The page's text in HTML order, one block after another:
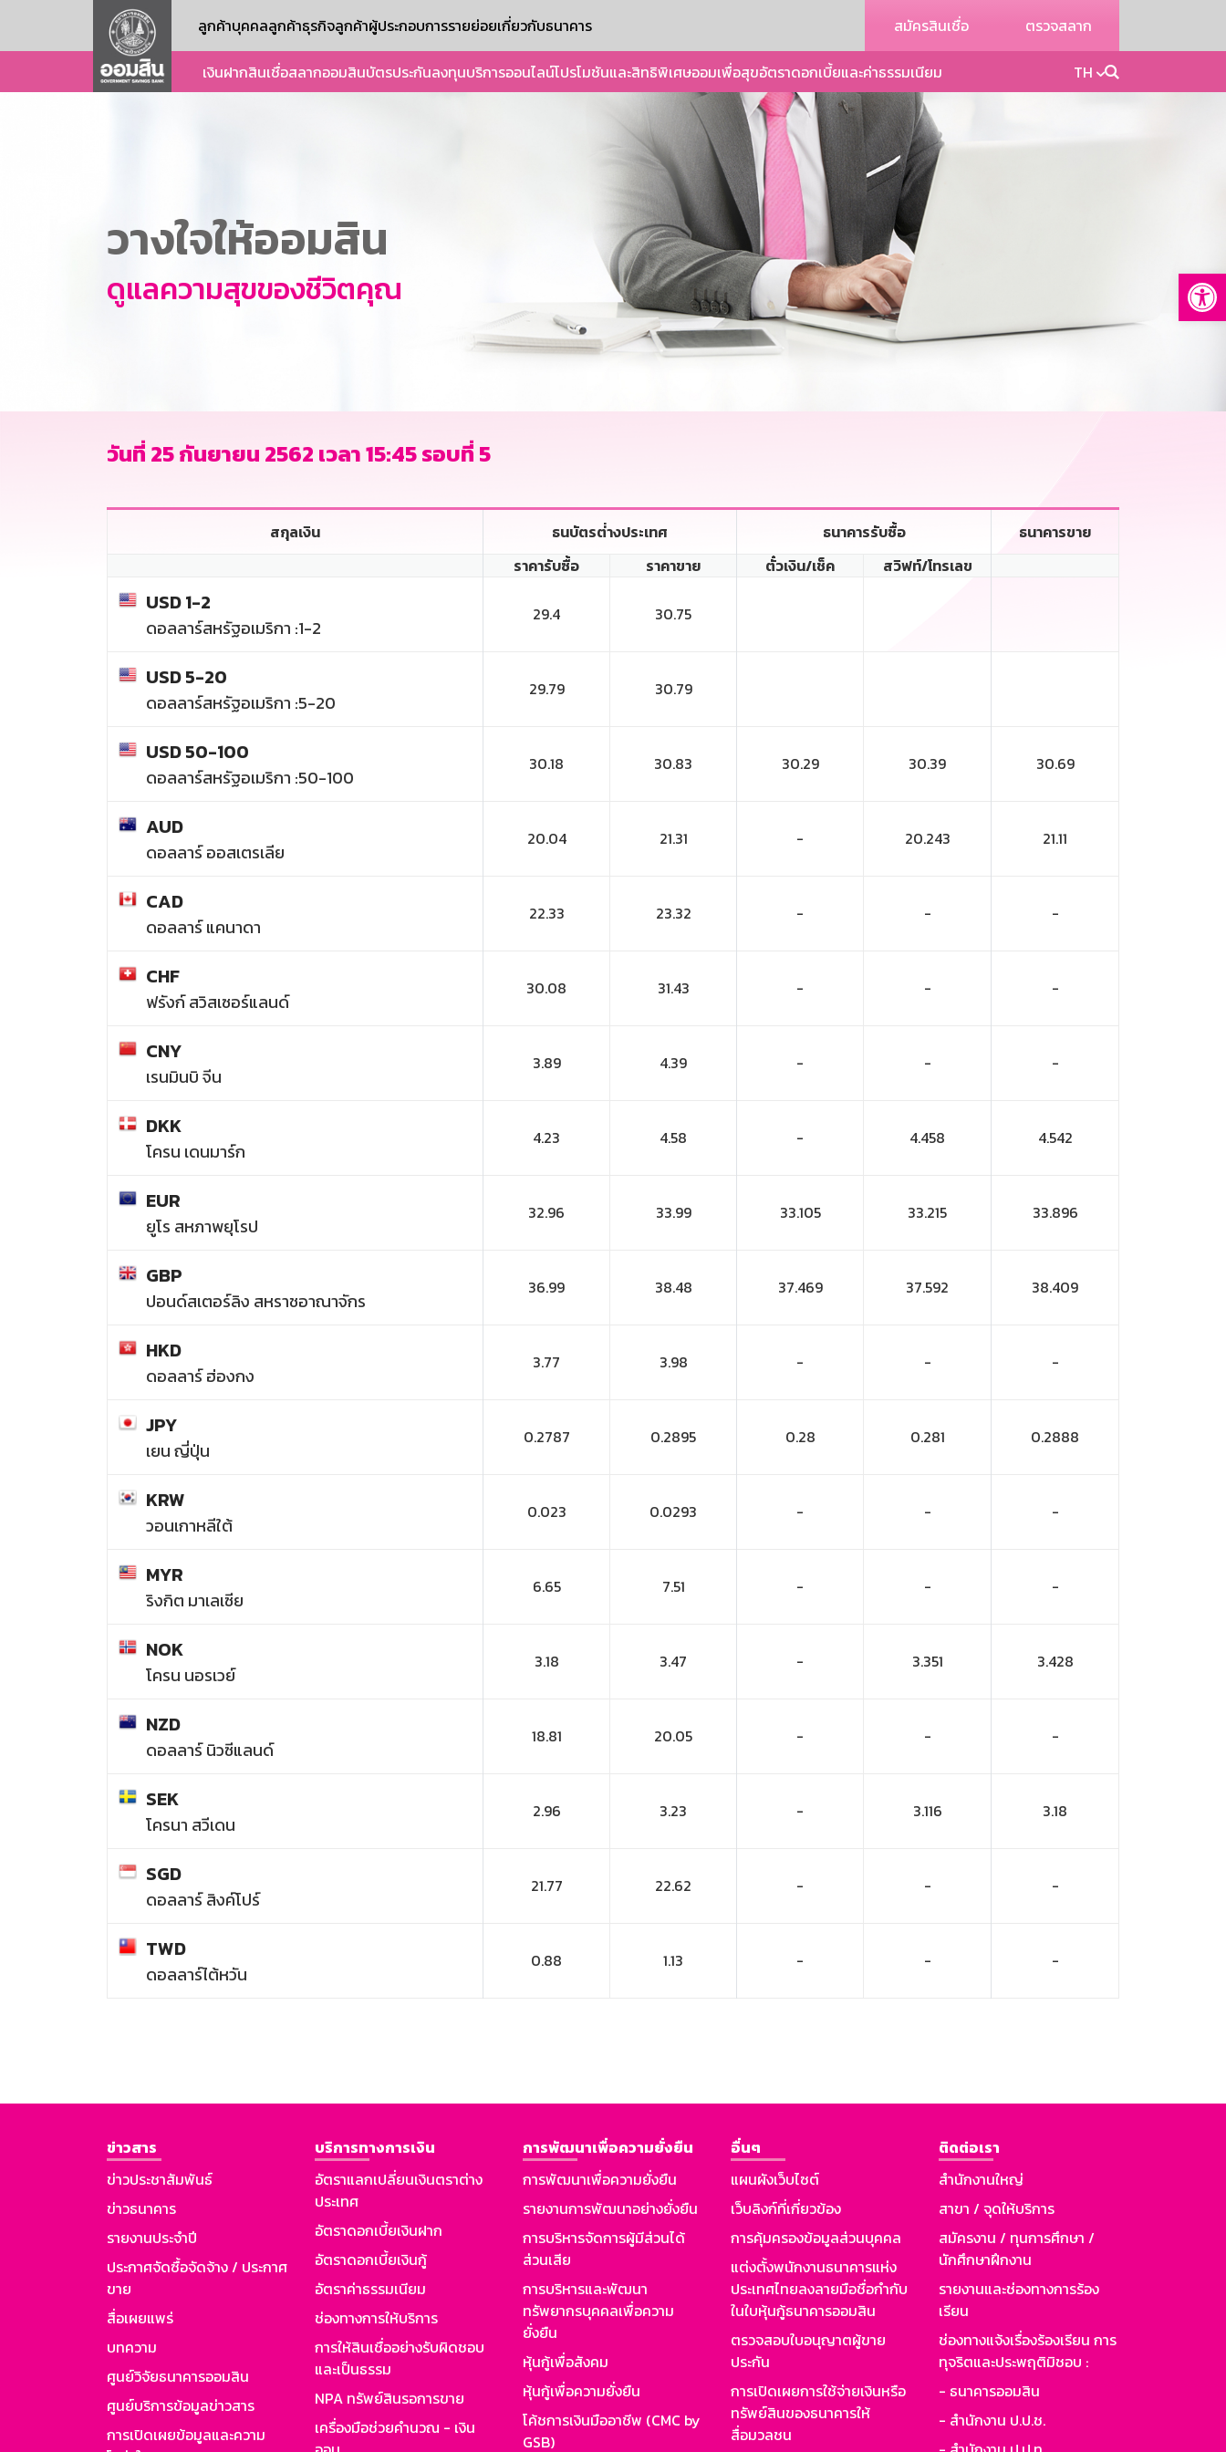
ลูกค้าบุคคลลูกค้าธุรกิจลูกค้าผู้ประกอบการรายย่อยเกี่ยวกับธนาคาร สมัครสินเชื่อ ตรวจสลาก
เงินฝากสินเชื่อสลากออมสินบัตรประกันลงทุนบริการออนไลน์โปรโมชันและสิทธิพิเศษออมเพื่อสุขอัตราดอกเบี้ยและค่าธรรมเนียม TH
วางใจให้ออมสิน
ดูแลความสุขของชีวิตคุณ
วันที่ 25 กันยายน 2562 เวลา 15:45 รอบที่ 5
สกุลเงิน ธนบัตรต่่างประเทศ ธนาคารรับซื้อ
ธนาคารขาย
ราคารับซื้อ
ราคาขาย ตั๋วเงิน/เช็ค สวิฟท์/โทรเลข
USD 1-2
ดอลลาร์สหรัฐอเมริกา :1-2
29.4 30.75
USD 5-20
ดอลลาร์สหรัฐอเมริกา :5-20
29.79 30.79
USD 50-100
ดอลลาร์สหรัฐอเมริกา :50-100
30.18 30.83 30.29 30.39 30.69
AUD
ดอลลาร์ ออสเตรเลีย
20.04 21.31 - 20.243 21.11
CAD
ดอลลาร์ แคนาดา
22.33 23.32 - - -
CHF
ฟรังก์ สวิสเซอร์แลนด์
30.08 31.43 - - -
CNY
เรนมินบิ จีน
3.89 4.39 - - -
DKK
โครน เดนมาร์ก
4.23 4.58 - 4.458 4.542
EUR
ยูโร สหภาพยุโรป
32.96 33.99 33.105 33.215 33.896
GBP
ปอนด์สเตอร์ลิง สหราชอาณาจักร
36.99 38.48 37.469 37.592 38.409
HKD
ดอลลาร์ ฮ่องกง
3.77 3.98 - - -
JPY
เยน ญี่ปุ่น
0.2787 0.2895 0.28 0.281 0.2888
KRW
วอนเกาหลีใต้
0.023 0.0293 - - -
MYR
ริงกิต มาเลเซีย
6.65 7.51 - - -
NOK
โครน นอรเวย์
3.18 3.47 - 3.351 3.428
NZD
ดอลลาร์ นิวซีแลนด์
18.81 20.05 - - -
SEK
โครนา สวีเดน
2.96 3.23 - 3.116 3.18
SGD
ดอลลาร์ สิงค์โปร์
21.77 22.62 - - -
TWD
ดอลลาร์ไต้หวัน
0.88 1.13 - - -
ข่าวสาร
ข่าวประชาสัมพันธ์
ข่าวธนาคาร
รายงานประจำปี
ประกาศจัดซื้อจัดจ้าง / ประกาศ
ขาย
สื่อเผยแพร่
บทความ
ศูนย์วิจัยธนาคารออมสิน
ศูนย์บริการข้อมูลข่าวสาร
การเปิดเผยข้อมูลและความ
บริการทางการเงิน
อัตราแลกเปลี่ยนเงินตราต่าง
ประเทศ
อัตราดอกเบี้ยเงินฝาก
อัตราดอกเบี้ยเงินกู้
อัตราค่าธรรมเนียม
ช่องทางการให้บริการ
การให้สินเชื่ออย่างรับผิดชอบ
และเป็นธรรม
NPA ทรัพย์สินรอการขาย
เครื่องมือช่วยคำนวณ - เงิน
การพัฒนาเพื่อความยั่งยืน
การพัฒนาเพื่อความยั่งยืน
รายงานการพัฒนาอย่างยั่งยืน
การบริหารจัดการผู้มีส่วนได้
ส่วนเสีย
การบริหารและพัฒนา
ทรัพยากรบุคคลเพื่อความ
ยั่งยืน
หุ้นกู้เพื่อสังคม
หุ้นกู้เพื่อความยั่งยืน
โค้ชการเงินมืออาชีพ (CMC by
GSB)
อื่นๆ
แผนผังเว็บไซต์
เว็บลิงก์ที่เกี่ยวข้อง
การคุ้มครองข้อมูลส่วนบุคคล
แต่งตั้งพนักงานธนาคารแห่ง
ประเทศไทยลงลายมือชื่อกำกับ
ในใบหุ้นกู้ธนาคารออมสิน
ตรวจสอบใบอนุญาตผู้ขาย
ประกัน
การเปิดเผยการใช้จ่ายเงินหรือ
ทรัพย์สินของธนาคารให้
สื่อมวลชน
ติดต่อเรา
สำนักงานใหญ่
สาขา / จุดให้บริการ
สมัครงาน / ทุนการศึกษา /
นักศึกษาฝึกงาน
รายงานและช่องทางการร้อง
เรียน
ช่องทางแจ้งเรื่องร้องเรียน การ
ทุจริตและประพฤติมิชอบ :
- ธนาคารออมสิน
- สำนักงาน ป.ป.ช.